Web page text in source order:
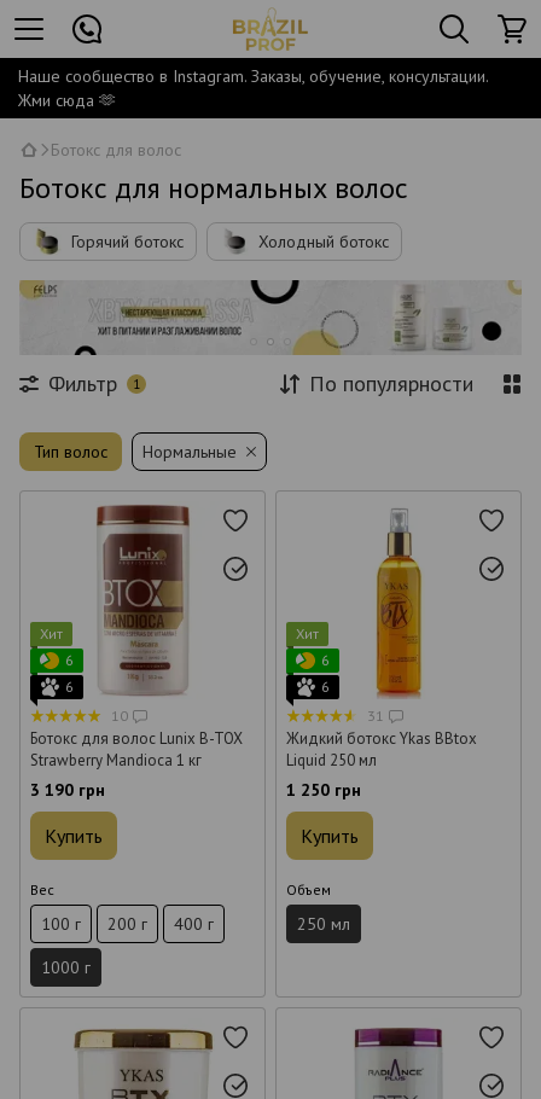
Наше сообщество в Instagram. Заказы, обучение, консультации.
Жми сюда 🫶
Ботокс для волос
Ботокс для нормальных волос
Горячий ботокс Холодный ботокс
Фильтр 1 По популярности
Тип волос Нормальные
Хит
6
6
10
Ботокс для волос Lunix B-TOX
Strawberry Mandioca 1 кг
3 190 грн
Купить
Вес
100 г 200 г
400 г
1000 г
Хит
6
6
31
Жидкий ботокс Ykas BBtox
Liquid 250 мл
1 250 грн
Купить
Объем
250 мл